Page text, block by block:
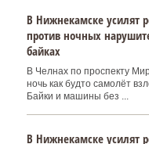
В Нижнекамске усилят
против ночных
байках
В Челнах по проспекту
ночь как будто самолёт
Байки и машины без ...
В Нижнекамске усилят